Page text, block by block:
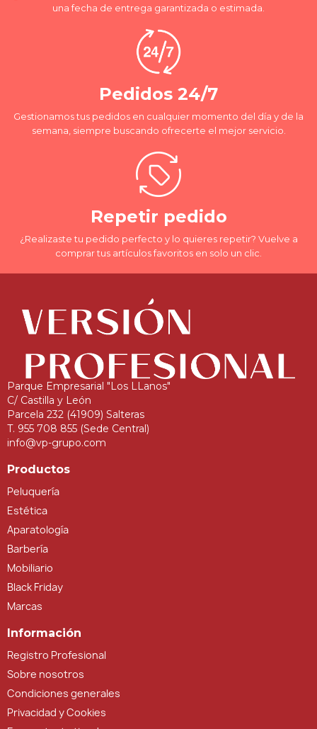
una fecha de entrega garantizada o estimada.
Pedidos 24/7
Gestionamos tus pedidos en cualquier momento del día y de la
semana, siempre buscando ofrecerte el mejor servicio.
Repetir pedido
¿Realizaste tu pedido perfecto y lo quieres repetir? Vuelve a
comprar tus artículos favoritos en solo un clic.
Parque Empresarial "Los LLanos"
C/ Castilla y León
Parcela 232 (41909) Salteras
T. 955 708 855 (Sede Central)
info@vp-grupo.com
Productos
Peluquería
Estética
Aparatología
Barbería
Mobiliario
Black Friday
Marcas
Información
Registro Profesional
Sobre nosotros
Condiciones generales
Privacidad y Cookies